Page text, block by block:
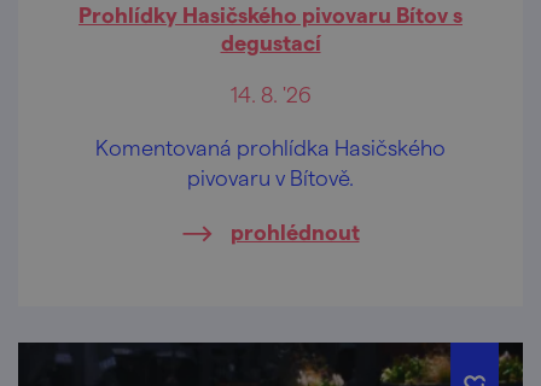
Prohlídky Hasičského pivovaru Bítov s
degustací
14. 8. '26
Komentovaná prohlídka Hasičského
pivovaru v Bítově.
prohlédnout